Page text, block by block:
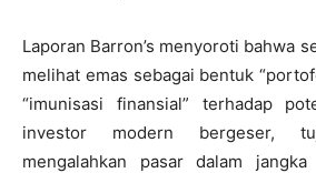
Laporan Barron’s menyoroti bahwa
melihat emas sebagai bentuk
“imunisasi finansial” terhadap
investor modern bergeser,
mengalahkan pasar dalam